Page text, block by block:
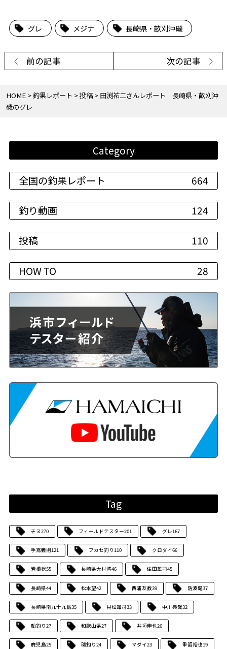
Category
全国の釣果レポート 664
釣り動画 124
投稿 110
HOW TO 28
Tag
チヌ270 フィールドテスター201 グレ167
手嶌義則121 フカセ釣り110 クロダイ66
岩橋稔55 長崎県大村湾46 住田雄司45
長崎県44 松本望42 西浦友教39 防波堤37
長崎県南九十九島35 只松雄司33 中川典哉32
船釣り27 和歌山県27 井垣伸也26
鹿児島25 磯釣り24 マダイ23 重留裕也19
HOME 釣果レポート 投稿
田渕祐二さんレポート 長崎県・畝刈沖
磯のグレ
グレ メジナ 長崎県・畝刈沖磯
前の記事 次の記事